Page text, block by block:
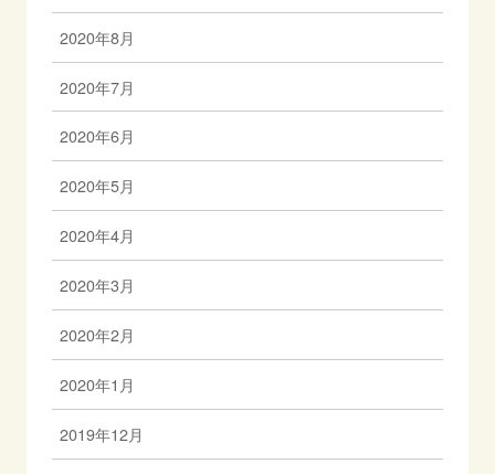
2020年8月
2020年7月
2020年6月
2020年5月
2020年4月
2020年3月
2020年2月
2020年1月
2019年12月